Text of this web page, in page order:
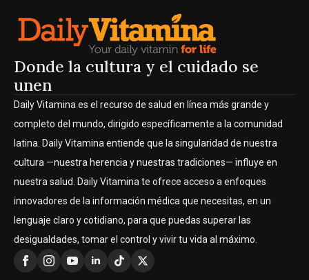
Donde la cultura y el cuidado se
unen
Daily Vitamina es el recurso de salud en línea más grande y
completo del mundo, dirigido específicamente a la comunidad
latina. Daily Vitamina entiende que la singularidad de nuestra
cultura —nuestra herencia y nuestras tradiciones— influye en
nuestra salud. Daily Vitamina te ofrece acceso a enfoques
innovadores de la información médica que necesitas, en un
lenguaje claro y cotidiano, para que puedas superar las
desigualdades, tomar el control y vivir tu vida al máximo.